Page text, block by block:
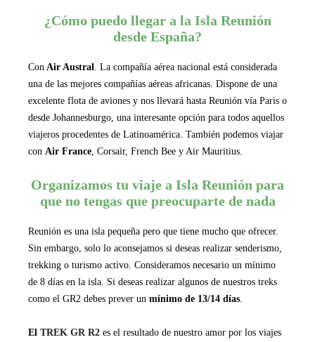
¿Cómo puedo llegar a la Isla Reunión
desde España?
Con Air Austral
. La compañía aérea nacional está considerada
una de las mejores compañías aéreas africanas. Dispone de una
excelente flota de aviones y nos llevará hasta Reunión vía Paris o
desde Johannesburgo, una interesante opción para todos aquellos
viajeros procedentes de Latinoamérica. También podemos viajar
con Air France , Corsair, French Bee y Air Mauritius.
Organizamos tu viaje a Isla Reunión para
que no tengas que preocuparte de nada
Reunión es una isla pequeña pero que tiene mucho que ofrecer.
Sin embargo, solo lo aconsejamos si deseas realizar senderismo,
trekking o turismo activo. Consideramos necesario un mínimo
de 8 días en la isla. Si deseas realizar algunos de nuestros treks
como el GR2 debes prever un mínimo de 13/14 días
El TREK GR R2 es el resultado de nuestro amor por los viajes